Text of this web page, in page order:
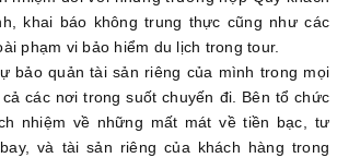
khai báo không trung thực cũng như các
phạm vi bảo hiểm du lịch trong tour.
bảo quản tài sản riêng của mình trong mọi
các nơi trong suốt chuyến đi. Bên tổ chức
nhiệm về những mất mát về tiền bạc, tư
và tài sản riêng của khách hàng trong